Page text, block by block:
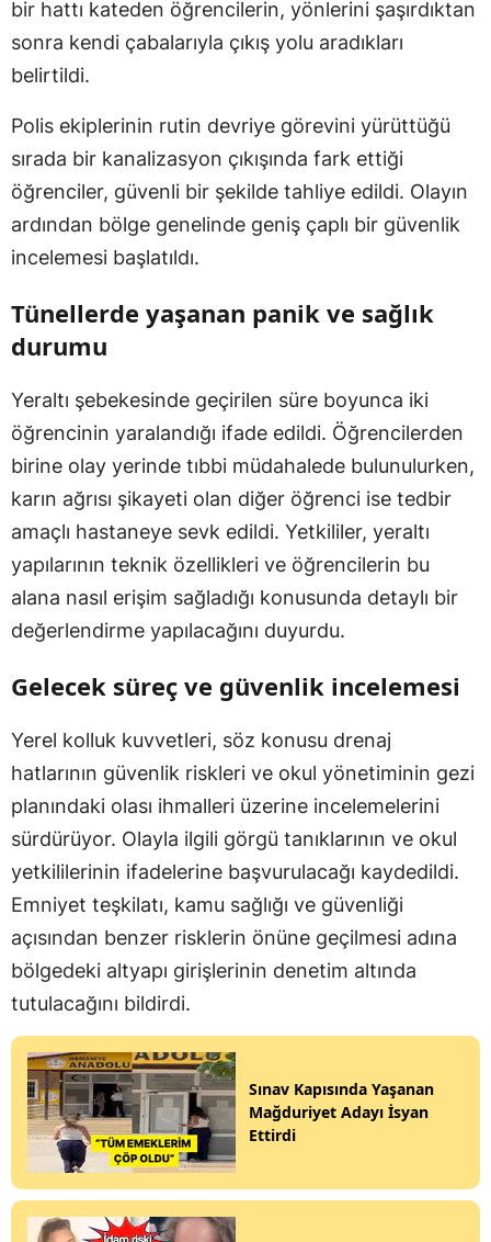
bir hattı kateden öğrencilerin, yönlerini şaşırdıktan
sonra kendi çabalarıyla çıkış yolu aradıkları
belirtildi.
Polis ekiplerinin rutin devriye görevini yürüttüğü
sırada bir kanalizasyon çıkışında fark ettiği
öğrenciler, güvenli bir şekilde tahliye edildi. Olayın
ardından bölge genelinde geniş çaplı bir güvenlik
incelemesi başlatıldı.
Tünellerde yaşanan panik ve sağlık
durumu
Yeraltı şebekesinde geçirilen süre boyunca iki
öğrencinin yaralandığı ifade edildi. Öğrencilerden
birine olay yerinde tıbbi müdahalede bulunulurken,
karın ağrısı şikayeti olan diğer öğrenci ise tedbir
amaçlı hastaneye sevk edildi. Yetkililer, yeraltı
yapılarının teknik özellikleri ve öğrencilerin bu
alana nasıl erişim sağladığı konusunda detaylı bir
değerlendirme yapılacağını duyurdu.
Gelecek süreç ve güvenlik incelemesi
Yerel kolluk kuvvetleri, söz konusu drenaj
hatlarının güvenlik riskleri ve okul yönetiminin gezi
planındaki olası ihmalleri üzerine incelemelerini
sürdürüyor. Olayla ilgili görgü tanıklarının ve okul
yetkililerinin ifadelerine başvurulacağı kaydedildi.
Emniyet teşkilatı, kamu sağlığı ve güvenliği
açısından benzer risklerin önüne geçilmesi adına
bölgedeki altyapı girişlerinin denetim altında
tutulacağını bildirdi.
Sınav Kapısında Yaşanan
Mağduriyet Adayı İsyan
Ettirdi